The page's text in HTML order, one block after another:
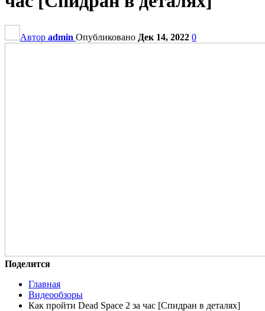
Автор admin Опубликовано Дек 14, 2022 0
Поделится
Главная
Видеообзоры
Как пройти Dead Space 2 за час [Спидран в деталях]